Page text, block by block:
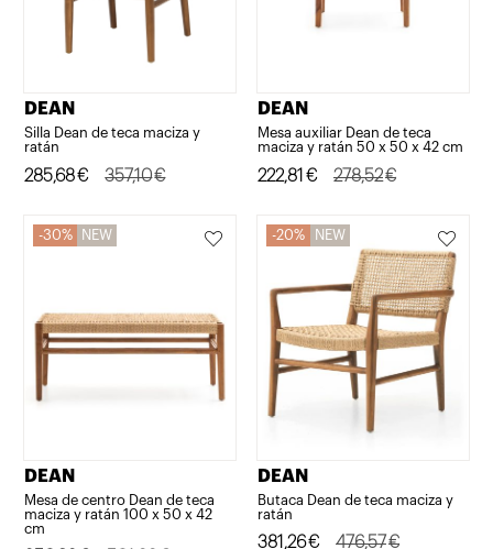
DEAN
Silla Dean de teca maciza y
ratán
357,10€
El
original
285,68€
El
actual
DEAN
Mesa auxiliar Dean de teca
maciza y ratán 50 x 50 x 42 cm
278,52€
El
original
278,52€.
222,81 €
El
actual
222,81€.
30% NEW
DEAN
Mesa de centro Dean de teca
maciza y ratán 100 x 50 x 42
cm
20% NEW
DEAN
Butaca Dean de teca maciza y
ratán
476,57€
El
381,26€
El